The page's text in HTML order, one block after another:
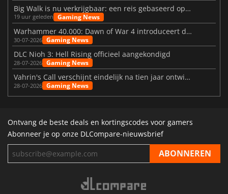
Big Walk is nu verkrijgbaar: een reis gebaseerd op vriendschap
19 uur geleden Gaming News
Warhammer 40.000: Dawn of War 4 introduceert de Necron-factie
30-07-2026 Gaming News
DLC Nioh 3: Hell Rising officieel aangekondigd
28-07-2026 Gaming News
Vahrin's Call verschijnt eindelijk na tien jaar ontwikkeling
28-07-2026 Gaming News
Ontvang de beste deals en kortingscodes voor gamers
Abonneer je op onze DLCompare-nieuwsbrief